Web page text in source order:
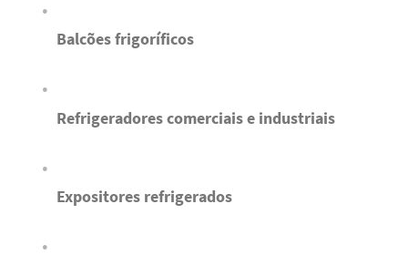
Balcões frigoríficos
Refrigeradores comerciais e industriais
Expositores refrigerados